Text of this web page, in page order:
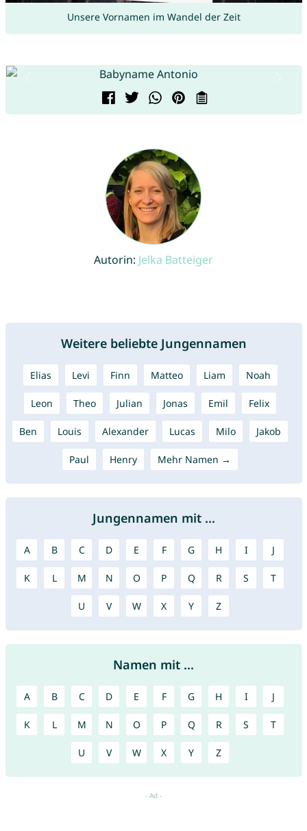
Unsere Vornamen im Wandel der Zeit
Autorin: Jelka Batteiger
Weitere beliebte Jungennamen
Elias Levi Finn Matteo Liam Noah
Leon Theo Julian Jonas Emil Felix
Ben Louis Alexander Lucas Milo Jakob
Paul Henry Mehr Namen →
Jungennamen mit ...
A B C D E F G H I J
K L M N O P Q R S T
U V W X Y Z
Namen mit ...
A B C D E F G H I J
K L M N O P Q R S T
U V W X Y Z